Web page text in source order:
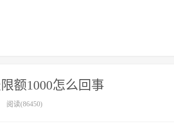
额1000怎么回事
阅读(86450)